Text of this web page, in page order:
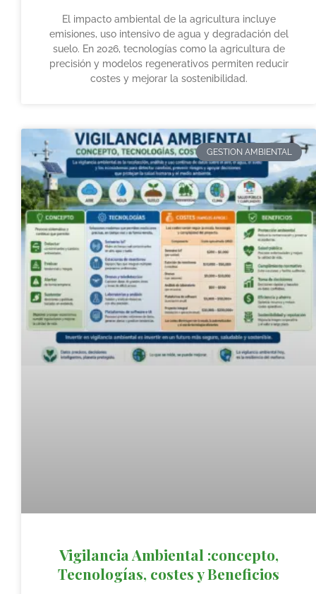
El impacto ambiental de la agricultura incluye
emisiones, uso intensivo de agua y degradación del
suelo. En 2026, tecnologías como la agricultura de
precisión y modelos regenerativos permiten reducir
costes y mejorar la sostenibilidad.
GESTION AMBIENTAL
Vigilancia Ambiental :concepto,
Tecnologías, costes y Beneficios